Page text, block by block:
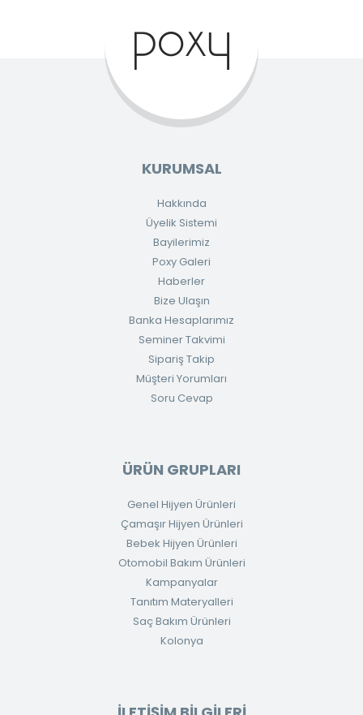
KURUMSAL
Hakkında
Üyelik Sistemi
Bayilerimiz
Poxy Galeri
Haberler
Bize Ulaşın
Banka Hesaplarımız
Seminer Takvimi
Sipariş Takip
Müşteri Yorumları
Soru Cevap
ÜRÜN GRUPLARI
Genel Hijyen Ürünleri
Çamaşır Hijyen Ürünleri
Bebek Hijyen Ürünleri
Otomobil Bakım Ürünleri
Kampanyalar
Tanıtım Materyalleri
Saç Bakım Ürünleri
Kolonya